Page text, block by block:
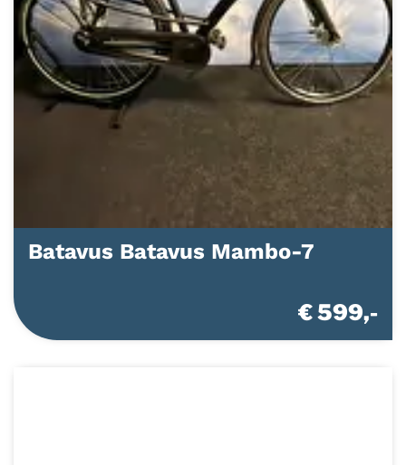
Batavus Batavus Mambo-7
€ 599,-